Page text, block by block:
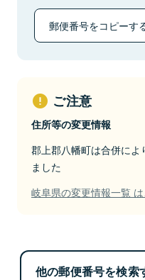
郵便番号をコピーす
ご注意
住所等の変更情報
郡上郡八幡町は合併に
ました
岐阜県の変更情報一覧
他の郵便番号を検索